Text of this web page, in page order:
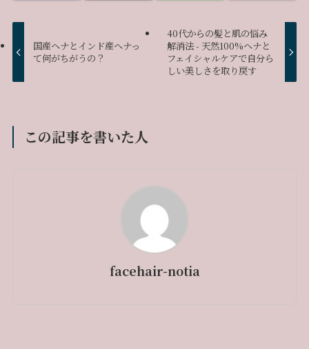
国産ヘナとインド産ヘナっ
て何がちがうの？
40代からの髪と肌の悩み
解消法 - 天然100%ヘナと
フェイシャルケアで自分ら
しい美しさを取り戻す
この記事を書いた人
facehair-notia